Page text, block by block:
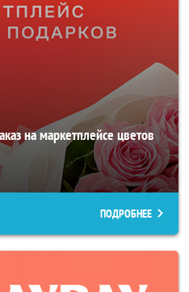
на маркетплейсе цветов
ПОДРОБНЕЕ